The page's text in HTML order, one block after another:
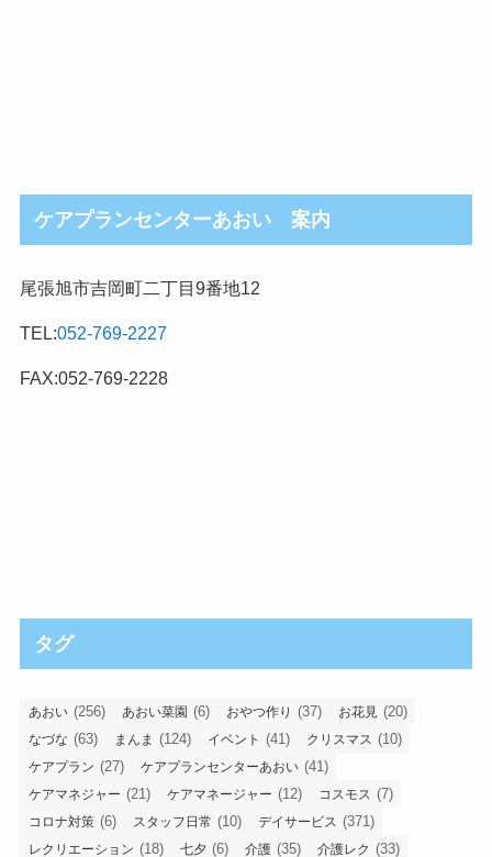
ケアプランセンターあおい 案内
尾張旭市吉岡町二丁目9番地12
TEL:052-769-2227
FAX:052-769-2228
タグ
あおい (256) あおい菜園 (6) おやつ作り (37) お花見 (20)
なづな (63) まんま (124) イベント (41) クリスマス (10)
ケアプラン (27) ケアプランセンターあおい (41)
ケアマネジャー (21) ケアマネージャー (12) コスモス (7)
コロナ対策 (6) スタッフ日常 (10) デイサービス (371)
レクリエーション (18) 七夕 (6) 介護 (35) 介護レク (33)